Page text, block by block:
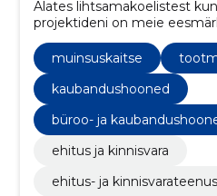
Alates lihtsamakoelistest
projektideni on meie
toimub tihe koostöö tellijaga.
eeldab meie meeskonnalt
erinevates
muinsuskaitse
kaubandushooned
büroo- ja
ehitus ja kinnisvara
ehitus- ja